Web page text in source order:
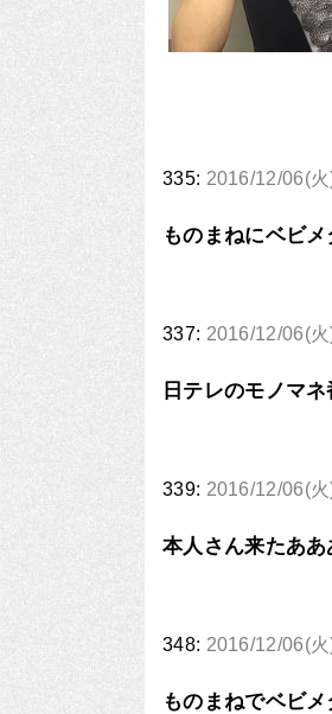
335: 2016/12/06(
ものまねにベビメ
337: 2016/12/06(
日テレのモノマ
339: 2016/12/06(
本人さん来たあ
348: 2016/12/06(
ものまねでベ